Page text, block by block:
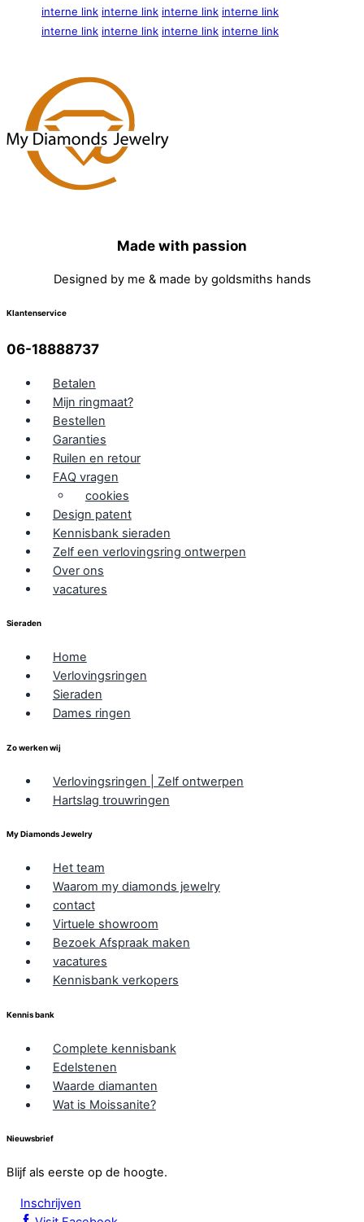
interne link interne link interne link interne link
interne link interne link interne link interne link
Made with passion
Designed by me & made by goldsmiths hands
Klantenservice
06-18888737
Betalen
Mijn ringmaat?
Bestellen
Garanties
Ruilen en retour
FAQ vragen
cookies
Design patent
Kennisbank sieraden
Zelf een verlovingsring ontwerpen
Over ons
vacatures
Sieraden
Home
Verlovingsringen
Sieraden
Dames ringen
Zo werken wij
Verlovingsringen | Zelf ontwerpen
Hartslag trouwringen
My Diamonds Jewelry
Het team
Waarom my diamonds jewelry
contact
Virtuele showroom
Bezoek Afspraak maken
vacatures
Kennisbank verkopers
Kennis bank
Complete kennisbank
Edelstenen
Waarde diamanten
Wat is Moissanite?
Nieuwsbrief
Blijf als eerste op de hoogte.
Inschrijven